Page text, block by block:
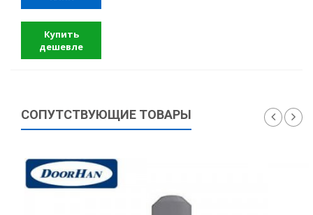
Купить
дешевле
СОПУТСТВУЮЩИЕ ТОВАРЫ